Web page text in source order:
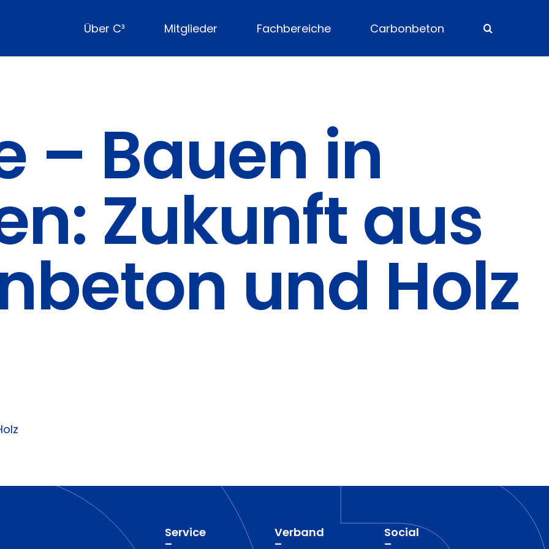
Über C³ Mitglieder Fachbereiche Carbonbeton
– Bauen in
Zukunft aus
und Holz
Service
–
Verband
–
Social
–